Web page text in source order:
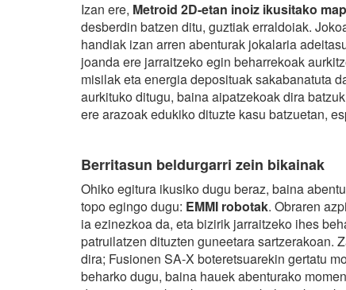
Izan ere, Metroid 2D-etan inoiz ikusitako
desberdin batzen ditu, guztiak erraldoiak.
handiak izan arren abenturak jokalaria
joanda ere jarraitzeko egin beharrekoak
misilak eta energia deposituak sakabanatuta
aurkituko ditugu, baina aipatzekoak dira
ere arazoak edukiko dituzte kasu batzuetan,
Berritasun beldurgarri zein bikainak
Ohiko egitura ikusiko dugu beraz, baina
topo egingo dugu: EMMI robotak. Obraren
ia ezinezkoa da, eta bizirik jarraitzeko ihes
patruilatzen dituzten guneetara sartzerakoan.
dira; Fusionen SA-X boteretsuarekin gertatu
beharko dugu, baina hauek abenturako